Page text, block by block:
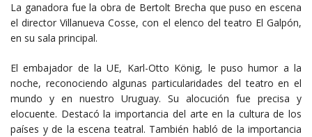
La ganadora fue la obra de Bertolt Brecha que puso en escena
el director Villanueva Cosse, con el elenco del teatro El Galpón,
en su sala principal.
El embajador de la UE, Karl-Otto König, le puso humor a la
noche, reconociendo algunas particularidades del teatro en el
mundo y en nuestro Uruguay. Su alocución fue precisa y
elocuente. Destacó la importancia del arte en la cultura de los
países y de la escena teatral. También habló de la importancia